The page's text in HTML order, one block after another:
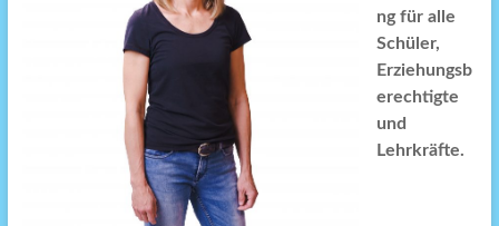
ng für alle
Schüler,
Erziehungsb
erechtigte
und
Lehrkräfte.